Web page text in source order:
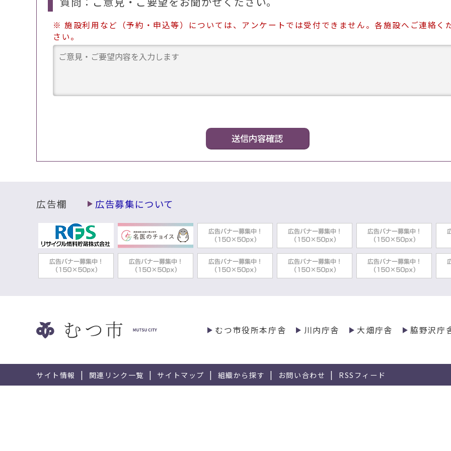
※ 施設利用など（予約・申込等）については、アンケートでは受付できません。各施設へご連絡く
さい。
広告欄 広告募集について
むつ市役所本庁舎 川内庁舎 大畑庁舎 脇野沢庁
サイト情報 関連リンク一覧 サイトマップ 組織から探す お問い合わせ RSSフィード